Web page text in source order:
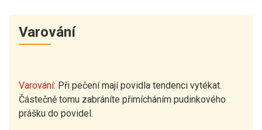
Varování
Varování: Při pečení mají povidla tendenci vytékat.
Částečně tomu zabráníte přimícháním pudinkového
prášku do povidel.